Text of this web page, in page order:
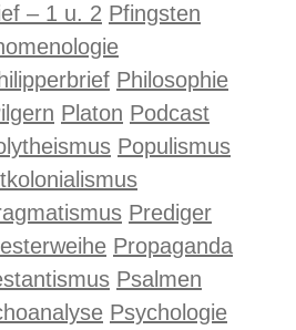
– 1 u. 2 Pfingsten
Philosophie
Platon Podcast
Populismus
Prediger
Propaganda
Psalmen
Psychologie